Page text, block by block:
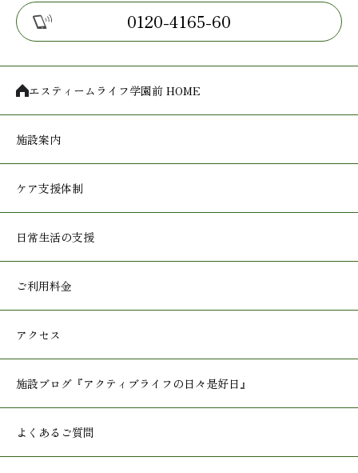
0120-4165-60
エスティームライフ学園前 HOME
施設案内
ケア支援体制
日常生活の支援
ご利用料金
アクセス
施設ブログ 『アクティブライフの日々是好日』
よくあるご質問